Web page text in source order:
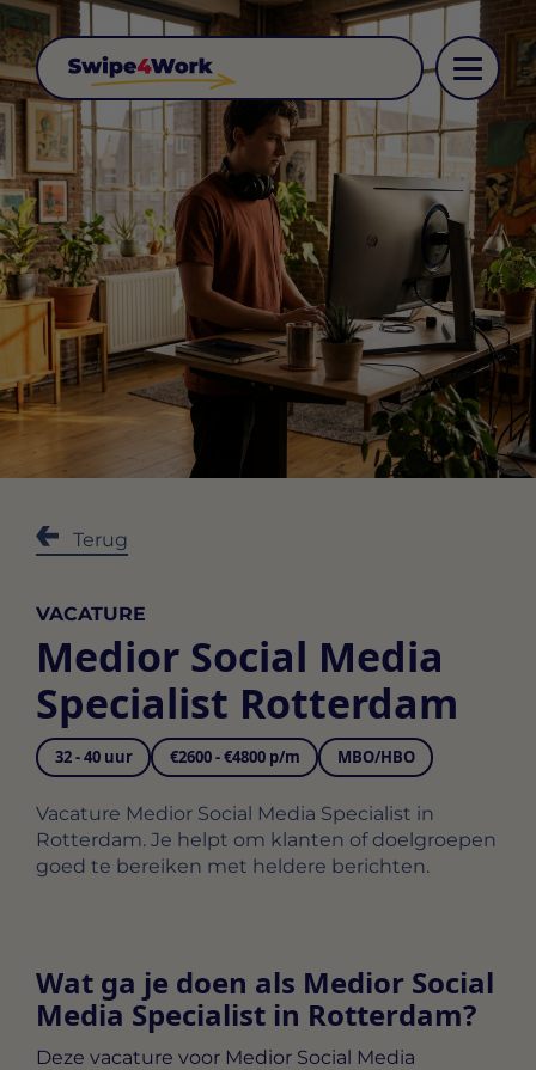
Terug
VACATURE
Medior Social Media
Specialist Rotterdam
32 - 40 uur €2600 - €4800 p/m MBO/HBO
Vacature Medior Social Media Specialist in
Rotterdam. Je helpt om klanten of doelgroepen
goed te bereiken met heldere berichten.
Wat ga je doen als Medior Social
Media Specialist in Rotterdam?
Deze vacature voor Medior Social Media